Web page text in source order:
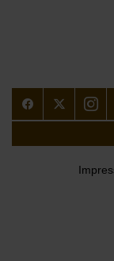
FacebookTwitter